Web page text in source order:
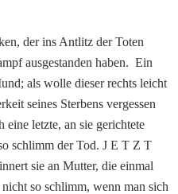
der ins Antlitz der Toten
ausgestanden haben. Ein
als wolle dieser rechts leicht
seines Sterbens vergessen
eine letzte, an sie gerichtete
schlimm der Tod. J E T Z T
sie an Mutter, die einmal
so schlimm, wenn man sich